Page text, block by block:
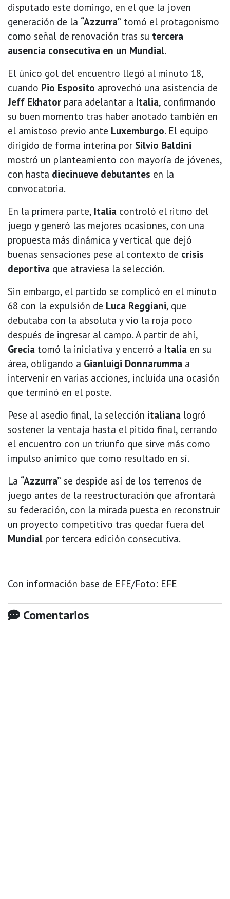
disputado este domingo, en el que la joven
generación de la “Azzurra” tomó el protagonismo
como señal de renovación tras su tercera
ausencia consecutiva en un Mundial.
El único gol del encuentro llegó al minuto 18,
cuando Pio Esposito aprovechó una asistencia de
Jeff Ekhator para adelantar a Italia, confirmando
su buen momento tras haber anotado también en
el amistoso previo ante Luxemburgo. El equipo
dirigido de forma interina por Silvio Baldini
mostró un planteamiento con mayoría de jóvenes,
con hasta diecinueve debutantes en la
convocatoria.
En la primera parte, Italia controló el ritmo del
juego y generó las mejores ocasiones, con una
propuesta más dinámica y vertical que dejó
buenas sensaciones pese al contexto de crisis
deportiva que atraviesa la selección.
Sin embargo, el partido se complicó en el minuto
68 con la expulsión de Luca Reggiani, que
debutaba con la absoluta y vio la roja poco
después de ingresar al campo. A partir de ahí,
Grecia tomó la iniciativa y encerró a Italia en su
área, obligando a Gianluigi Donnarumma a
intervenir en varias acciones, incluida una ocasión
que terminó en el poste.
Pese al asedio final, la selección italiana logró
sostener la ventaja hasta el pitido final, cerrando
el encuentro con un triunfo que sirve más como
impulso anímico que como resultado en sí.
La “Azzurra” se despide así de los terrenos de
juego antes de la reestructuración que afrontará
su federación, con la mirada puesta en reconstruir
un proyecto competitivo tras quedar fuera del
Mundial por tercera edición consecutiva.
Con información base de EFE/Foto: EFE
Comentarios